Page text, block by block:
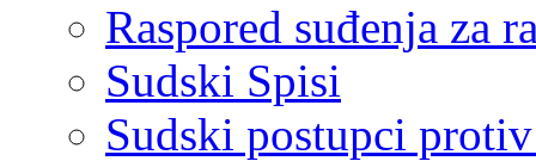
Raspored suđenja za
Sudski Spisi
Sudski postupci